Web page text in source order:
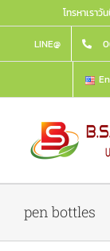
to
content
โทรหาเรา
LINE@
pen bottles